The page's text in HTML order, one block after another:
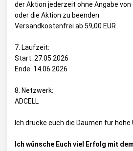
der Aktion jederzeit ohne Angabe von
oder die Aktion zu beenden
Versandkostenfrei ab 59,00 EUR
7. Laufzeit:
Start: 27.05.2026
Ende: 14.06.2026
8. Netzwerk:
ADCELL
Ich drücke euch die Daumen für hohe
Ich wünsche Euch viel Erfolg mit